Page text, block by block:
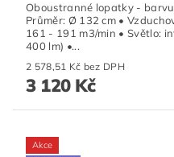
Oboustranné lopatky -
Průměr: Ø 132 cm •
161 - 191 m3/min • Světlo:
400 lm) •...
2 578,51 Kč bez DPH
3 120 Kč
Akce